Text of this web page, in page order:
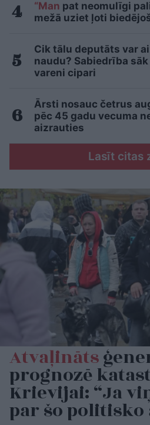
“Man pat neomulīgi
mežā uziet ļoti
Cik tālu deputāts var
naudu? Sabiedrība
vareni cipari
Ārsti nosauc četrus
pēc 45 gadu vecuma
aizrauties
Lasīt citas
Atvaļināts
prognozē
Krievijai: “Ja
par šo